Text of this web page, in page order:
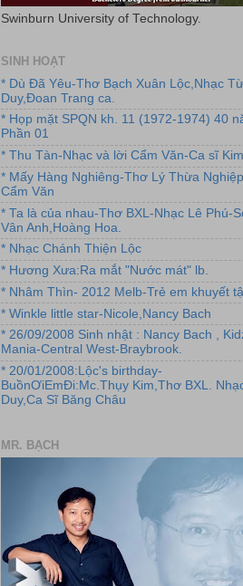
Swinburn University of Technology.
SINH HOẠT
* Dù Đã Yêu-Thơ Bạch Xuân Lộc,Nhạc Từ
Duy,Đoan Trang ca.
* Họp mặt SPQN kh. 11 (1972-1974) 40
Phần 01
* Thu Tàn-Nhạc và lời Cẩm Văn-Ca sĩ
* Mấy Hàng Nghiêng-Thơ Lý Thừa
Cẩm Văn
* Ta là của nhau-Thơ BXL-Nhạc Lê Phú-
Vân Anh,Hoàng Hoa.
* Nhạc Chánh Thiện Lộc
* Hương Xưa:Ra mắt "Nước mát" lb.
* Nhâm Thìn- 2012 Melb-Trẻ em khuyết
* Winkle little star-Nicole,Nancy Bach
* 26/09/2008 Sinh nhật : Nancy Bach ,
Mania-Central West-Braybrook.
* 20/01/2008:Lộc's birthday-
BuồnƠiEmĐi:Mc.Thụy Kim,Thơ BXL.
Duy,Ca Sĩ Băng Châu
MR. BẠCH